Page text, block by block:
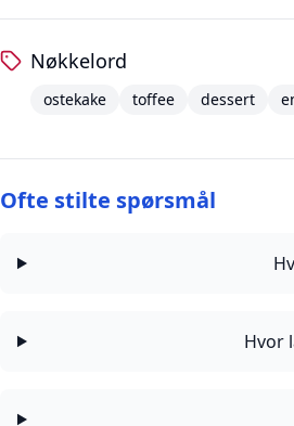
Nøkkelord
ostekake toffee dessert
Ofte stilte spørsmål
Hvor